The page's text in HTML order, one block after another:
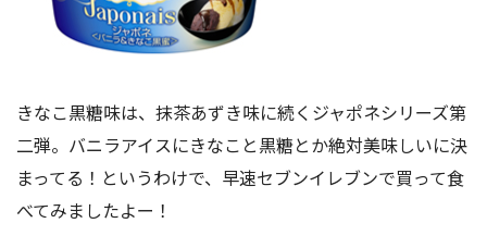
きなこ黒糖味は、抹茶あずき味に続くジャポネシリーズ第
二弾。バニラアイスにきなこと黒糖とか絶対美味しいに決
まってる！というわけで、早速セブンイレブンで買って食
べてみましたよー！